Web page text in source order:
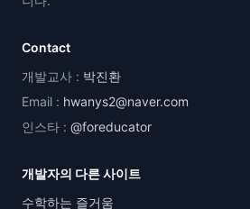
Contact
개발교사 : 박진환
Email : hwanys2@naver.com
인스타 : @foreducator
개발자의 다른 사이트
수학하는 즐거움